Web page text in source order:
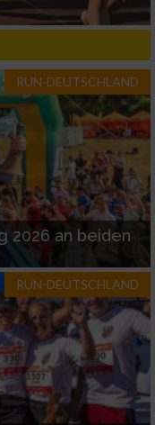
RUN-DEUTSCHLAND
2026 an beiden
RUN-DEUTSCHLAND